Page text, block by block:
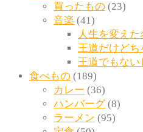
買ったもの (23)
音楽 (41)
人生を変え
王道だけど
王道でもな
食べもの (189)
カレー (36)
ハンバーグ(8)
ラーメン (95)